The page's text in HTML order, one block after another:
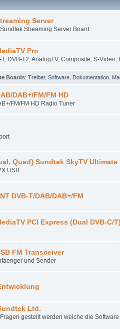
Server
Streaming Server Board
Pro
DVB-T2, AnalogTV, Composite, S-Video,
Boards: Treiber, Software Dokumentation
DAB+/FM/FM HD
FM/FM HD Radio Tuner
Quad} Sundtek SkyTV Ultimate
USB
DVB-T/DAB/DAB+/FM
PCI Express (Dual DVB-C/
FM Transceiver
und Sender
Ltd.
gestellt werden welche die